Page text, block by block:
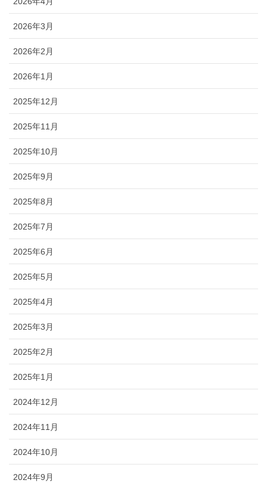
2026年3月
2026年2月
2026年1月
2025年12月
2025年11月
2025年10月
2025年9月
2025年8月
2025年7月
2025年6月
2025年5月
2025年4月
2025年3月
2025年2月
2025年1月
2024年12月
2024年11月
2024年10月
2024年9月